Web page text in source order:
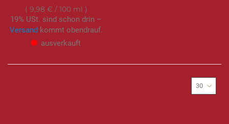
9,98 €/ 100 ml
19% USt. sind schon drin –
Versand kommt obendrauf.
ausverkauft